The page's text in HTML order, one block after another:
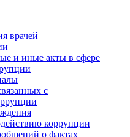
врачей
и иные акты в сфере
с
коррупции
о фактах